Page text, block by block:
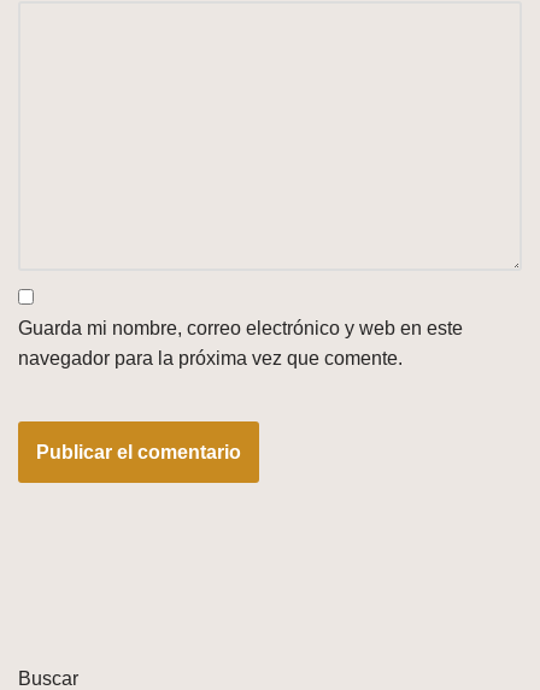
Guarda mi nombre, correo electrónico y web en este
navegador para la próxima vez que comente.
Buscar